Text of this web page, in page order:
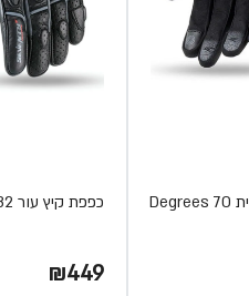
כפפת קיץ עור SD-N32 מבית 70 Degrees
₪449